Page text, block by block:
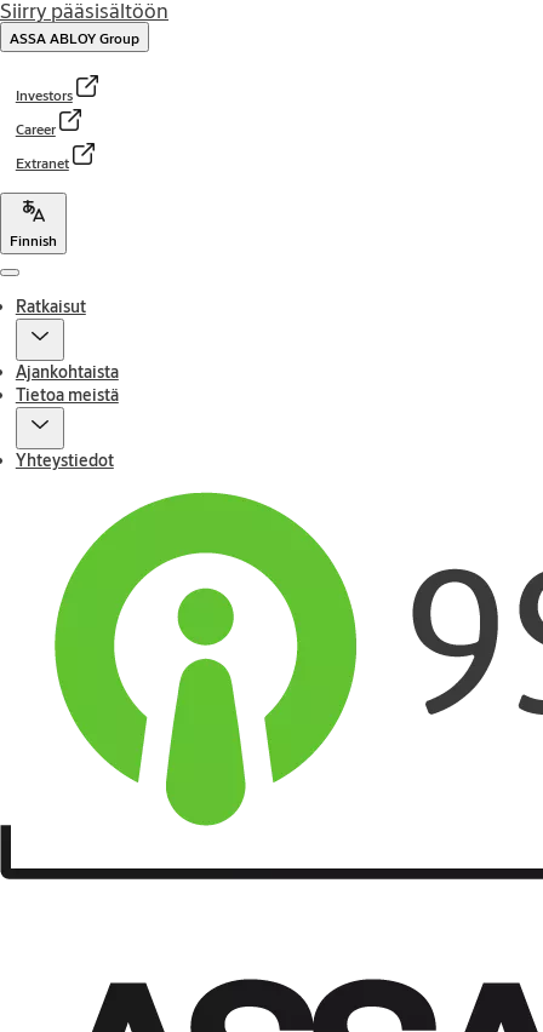
Siirry pääsisältöön
ASSA ABLOY Group
Investors
Career
Extranet
Finnish
Menu
Ratkaisut
Ajankohtaista
Tietoa meistä
Yhteystiedot